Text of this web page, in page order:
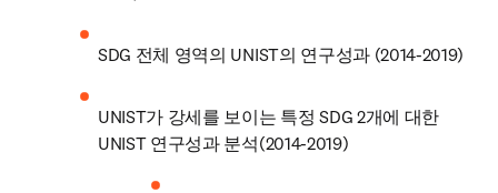
SDG 전체 영역의 UNIST의 연구성과 (2014-2019)
UNIST가 강세를 보이는 특정 SDG 2개에 대한
UNIST 연구성과 분석(2014-2019)